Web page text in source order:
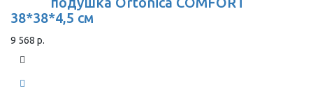
38*38*4,5 см
9 568 р.